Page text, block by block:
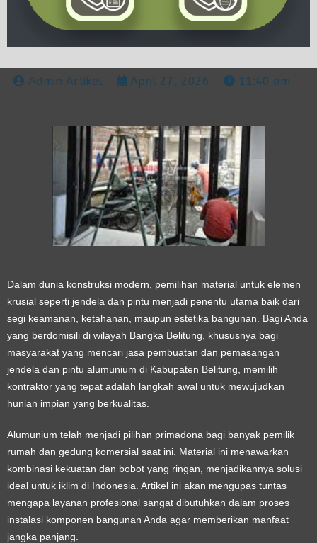
Admin Artikel April 27, 2026 11:40 am
Dalam dunia konstruksi modern, pemilihan material untuk elemen
krusial seperti jendela dan pintu menjadi penentu utama baik dari
segi keamanan, ketahanan, maupun estetika bangunan. Bagi Anda
yang berdomisili di wilayah Bangka Belitung, khususnya bagi
masyarakat yang mencari jasa pembuatan dan pemasangan
jendela dan pintu alumunium di Kabupaten Belitung , memilih
kontraktor yang tepat adalah langkah awal untuk mewujudkan
hunian impian yang berkualitas.
Alumunium telah menjadi pilihan primadona bagi banyak pemilik
rumah dan gedung komersial saat ini. Material ini menawarkan
kombinasi kekuatan dan bobot yang ringan, menjadikannya solusi
ideal untuk iklim di Indonesia. Artikel ini akan mengupas tuntas
mengapa layanan profesional sangat dibutuhkan dalam proses
instalasi komponen bangunan Anda agar memberikan manfaat
jangka panjang.